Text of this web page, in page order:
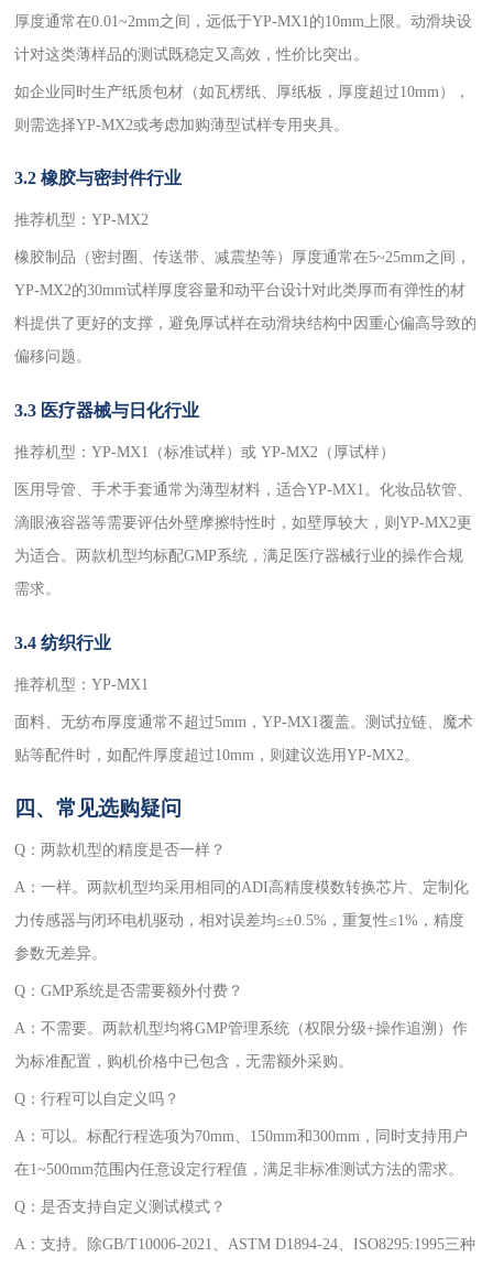
厚度通常在0.01~2mm之间，远低于YP-MX1的10mm上限。动滑块设
计对这类薄样品的测试既稳定又高效，性价比突出。
如企业同时生产纸质包材（如瓦楞纸、厚纸板，厚度超过10mm），
则需选择YP-MX2或考虑加购薄型试样专用夹具。
3.2 橡胶与密封件行业
推荐机型：YP-MX2
橡胶制品（密封圈、传送带、减震垫等）厚度通常在5~25mm之间，
YP-MX2的30mm试样厚度容量和动平台设计对此类厚而有弹性的材
料提供了更好的支撑，避免厚试样在动滑块结构中因重心偏高导致的
偏移问题。
3.3 医疗器械与日化行业
推荐机型：YP-MX1（标准试样）或 YP-MX2（厚试样）
医用导管、手术手套通常为薄型材料，适合YP-MX1。化妆品软管、
滴眼液容器等需要评估外壁摩擦特性时，如壁厚较大，则YP-MX2更
为适合。两款机型均标配GMP系统，满足医疗器械行业的操作合规
需求。
3.4 纺织行业
推荐机型：YP-MX1
面料、无纺布厚度通常不超过5mm，YP-MX1覆盖。测试拉链、魔术
贴等配件时，如配件厚度超过10mm，则建议选用YP-MX2。
四、常见选购疑问
Q：两款机型的精度是否一样？
A：一样。两款机型均采用相同的ADI高精度模数转换芯片、定制化
力传感器与闭环电机驱动，相对误差均≤±0.5%，重复性≤1%，精度
参数无差异。
Q：GMP系统是否需要额外付费？
A：不需要。两款机型均将GMP管理系统（权限分级+操作追溯）作
为标准配置，购机价格中已包含，无需额外采购。
Q：行程可以自定义吗？
A：可以。标配行程选项为70mm、150mm和300mm，同时支持用户
在1~500mm范围内任意设定行程值，满足非标准测试方法的需求。
Q：是否支持自定义测试模式？
A：支持。除GB/T10006-2021、ASTM D1894-24、ISO8295:1995三种